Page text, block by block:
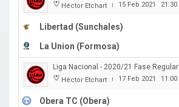
Héctor Etchart | 15 Feb 2021 21:30
Libertad (Sunchales)
La Union (Formosa)
Liga Nacional - 2020/21 Fase Regular
Héctor Etchart | 17 Feb 2021 11:00
Obera TC (Obera)